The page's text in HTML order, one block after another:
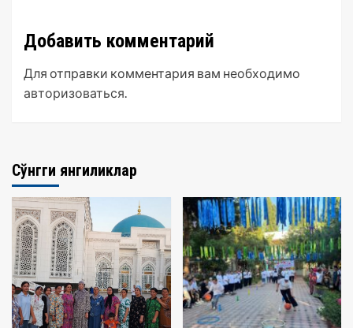
Добавить комментарий
Для отправки комментария вам необходимо
авторизоваться.
Сўнгги янгиликлар